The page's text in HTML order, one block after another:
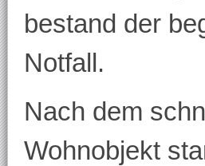
bestand der
Notfall.
Nach dem
Wohnobjekt